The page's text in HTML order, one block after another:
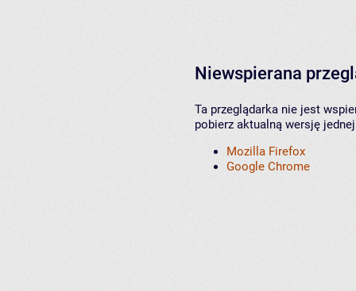
Niewspierana
Ta przeglądarka nie jest
pobierz aktualną wersję
Mozilla Firefox
Google Chrome